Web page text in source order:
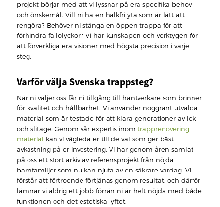
projekt börjar med att vi lyssnar på era specifika behov
och önskemål. Vill ni ha en halkfri yta som är lätt att
rengöra? Behöver ni stänga en öppen trappa för att
förhindra fallolyckor? Vi har kunskapen och verktygen för
att förverkliga era visioner med högsta precision i varje
steg.
Varför välja Svenska trappsteg?
När ni väljer oss får ni tillgång till hantverkare som brinner
för kvalitet och hållbarhet. Vi använder noggrant utvalda
material som är testade för att klara generationer av lek
och slitage. Genom vår expertis inom trapprenovering
material kan vi vägleda er till de val som ger bäst
avkastning på er investering. Vi har genom åren samlat
på oss ett stort arkiv av referensprojekt från nöjda
barnfamiljer som nu kan njuta av en säkrare vardag. Vi
förstår att förtroende förtjänas genom resultat, och därför
lämnar vi aldrig ett jobb förrän ni är helt nöjda med både
funktionen och det estetiska lyftet.